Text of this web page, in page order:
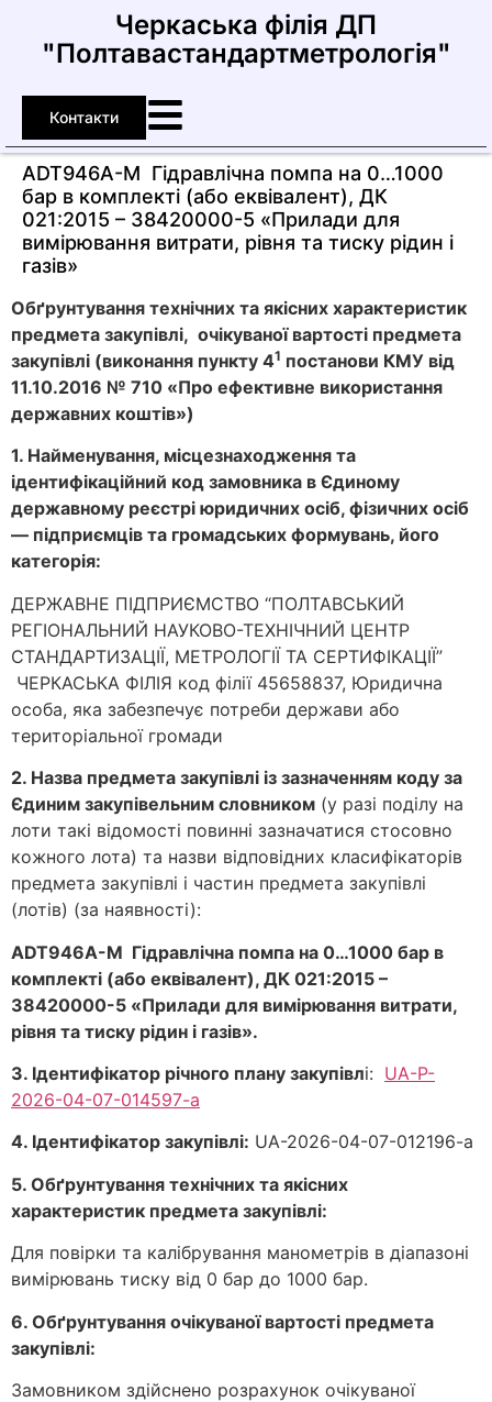
Черкаська філія ДП
"Полтавастандартметрологія"
Контакти
ADT946А-М Гідравлічна помпа на 0…1000
бар в комплекті (або еквівалент), ДК
021:2015 – 38420000-5 «Прилади для
вимірювання витрати, рівня та тиску рідин і
газів»
Обґрунтування технічних та якісних характеристик
предмета закупівлі, очікуваної вартості предмета
закупівлі (виконання пункту 41 постанови КМУ від
11.10.2016 № 710 «Про ефективне використання
державних коштів»)
1. Найменування, місцезнаходження та
ідентифікаційний код замовника в Єдиному
державному реєстрі юридичних осіб, фізичних осіб
— підприємців та громадських формувань, його
категорія:
ДЕРЖАВНЕ ПІДПРИЄМСТВО “ПОЛТАВСЬКИЙ
РЕГІОНАЛЬНИЙ НАУКОВО-ТЕХНІЧНИЙ ЦЕНТР
СТАНДАРТИЗАЦІЇ, МЕТРОЛОГІЇ ТА СЕРТИФІКАЦІЇ”
ЧЕРКАСЬКА ФІЛІЯ код філії 45658837, Юридична
особа, яка забезпечує потреби держави або
територіальної громади
2. Назва предмета закупівлі із зазначенням коду за
Єдиним закупівельним словником (у разі поділу на
лоти такі відомості повинні зазначатися стосовно
кожного лота) та назви відповідних класифікаторів
предмета закупівлі і частин предмета закупівлі
(лотів) (за наявності):
ADT946А-М Гідравлічна помпа на 0…1000 бар в
комплекті (або еквівалент), ДК 021:2015 –
38420000-5 «Прилади для вимірювання витрати,
рівня та тиску рідин і газів».
3. Ідентифікатор річного плану закупівлі: UA-P-
2026-04-07-014597-a
4. Ідентифікатор закупівлі: UA-2026-04-07-012196-a
5. Обґрунтування технічних та якісних
характеристик предмета закупівлі:
Для повірки та калібрування манометрів в діапазоні
вимірювань тиску від 0 бар до 1000 бар.
6. Обґрунтування очікуваної вартості предмета
закупівлі:
Замовником здійснено розрахунок очікуваної